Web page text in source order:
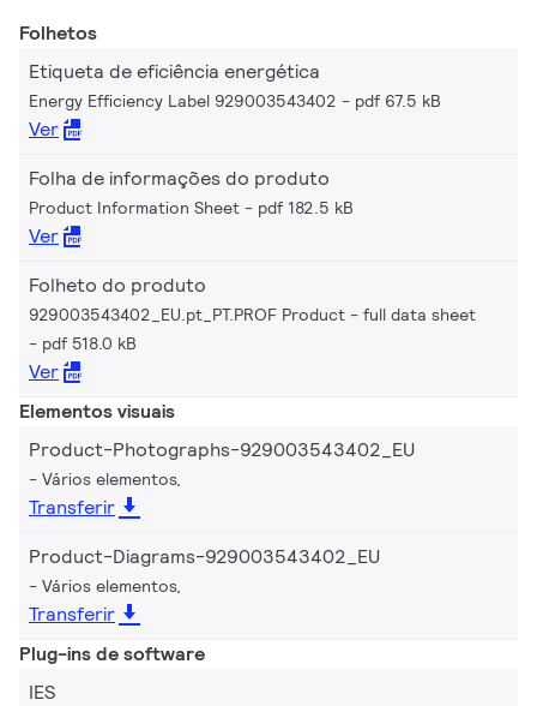
Folhetos
Etiqueta de eficiência energética
Energy Efficiency Label 929003543402 pdf 67.5 kB
Ver
Folha de informações do produto
Product Information Sheet pdf 182.5 kB
Ver
Folheto do produto
929003543402_EU.pt_PT.PROF Product - full data sheet
pdf 518.0 kB
Ver
Elementos visuais
Product-Photographs-929003543402_EU
Vários elementos,
Transferir
Product-Diagrams-929003543402_EU
Vários elementos,
Transferir
Plug-ins de software
IES